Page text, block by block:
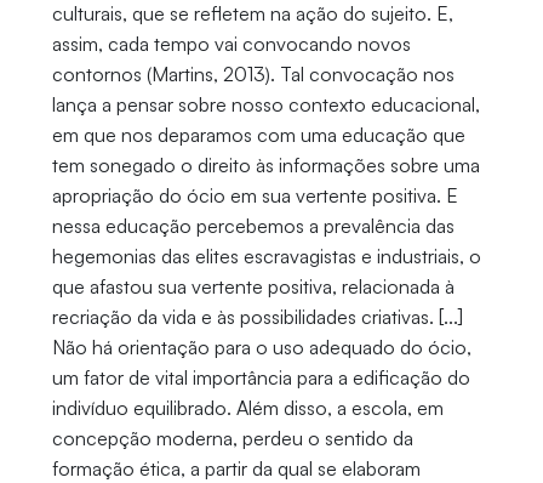
culturais, que se refletem na ação do sujeito. E,
assim, cada tempo vai convocando novos
contornos (Martins, 2013). Tal convocação nos
lança a pensar sobre nosso contexto educacional,
em que nos deparamos com uma educação que
tem sonegado o direito às informações sobre uma
apropriação do ócio em sua vertente positiva. E
nessa educação percebemos a prevalência das
hegemonias das elites escravagistas e industriais, o
que afastou sua vertente positiva, relacionada à
recriação da vida e às possibilidades criativas. [...]
Não há orientação para o uso adequado do ócio,
um fator de vital importância para a edificação do
indivíduo equilibrado. Além disso, a escola, em
concepção moderna, perdeu o sentido da
formação ética, a partir da qual se elaboram